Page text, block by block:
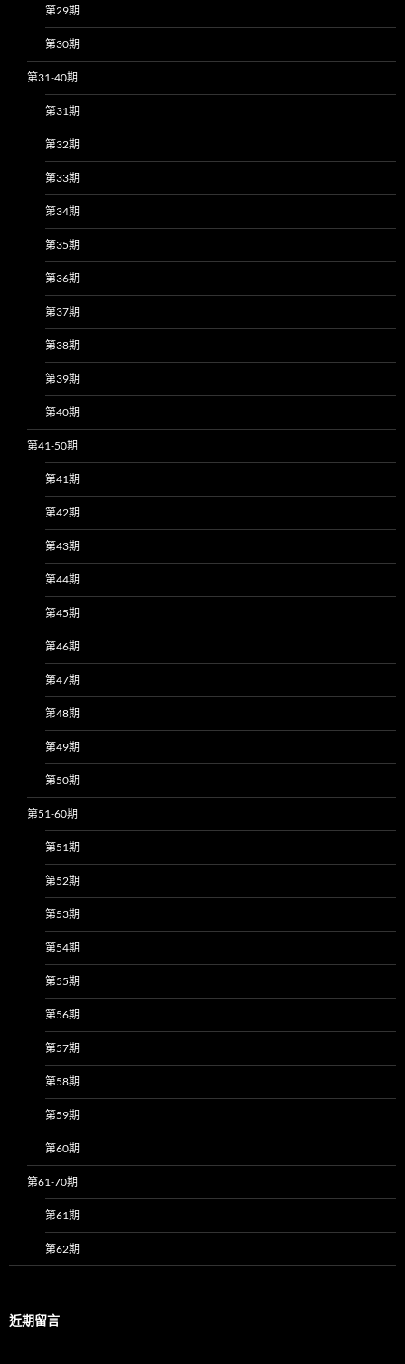
第29期
第30期
第31-40期
第31期
第32期
第33期
第34期
第35期
第36期
第37期
第38期
第39期
第40期
第41-50期
第41期
第42期
第43期
第44期
第45期
第46期
第47期
第48期
第49期
第50期
第51-60期
第51期
第52期
第53期
第54期
第55期
第56期
第57期
第58期
第59期
第60期
第61-70期
第61期
第62期
近期留言